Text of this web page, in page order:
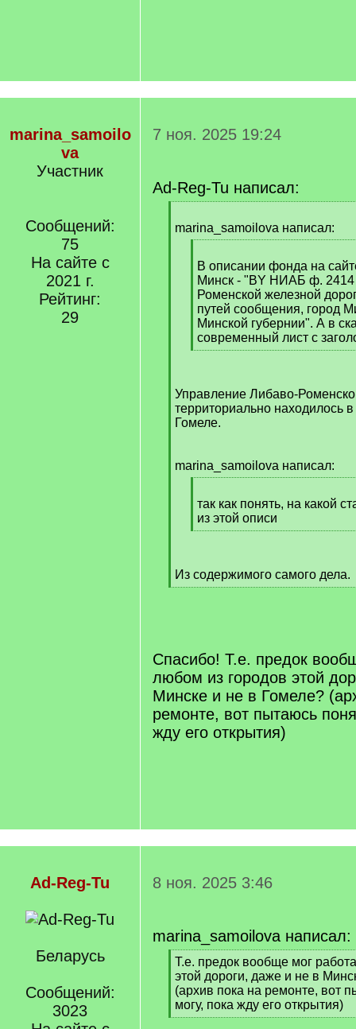
marina_samoilo
va
Участник
Сообщений:
75
На сайте с
2021 г.
Рейтинг:
29
7 ноя. 2025 19:24
Ad-Reg-Tu написал:
q
marina_samoilova написал:
q
]
В описании фонда на
Минск - "BY НИАБ ф.
Роменской железной
путей сообщения, город
Минской губернии". А в
современный лист с
[
]
Управление Либаво-
территориально находилось
Гомеле.
marina_samoilova написал:
q
]
так как понять, на какой
из этой описи
[
]
Из содержимого самого дела.
[
Спасибо! Т.е. предок
любом из городов этой
Минске и не в Гомеле?
ремонте, вот пытаюсь
жду его открытия)
Ad-Reg-Tu
Беларусь
Сообщений:
3023
8 ноя. 2025 3:46
marina_samoilova написал:
[
q
]
Т.е. предок вообще мог
этой дороги, даже и не в
(архив пока на ремонте, вот
могу, пока жду его открытия)
[